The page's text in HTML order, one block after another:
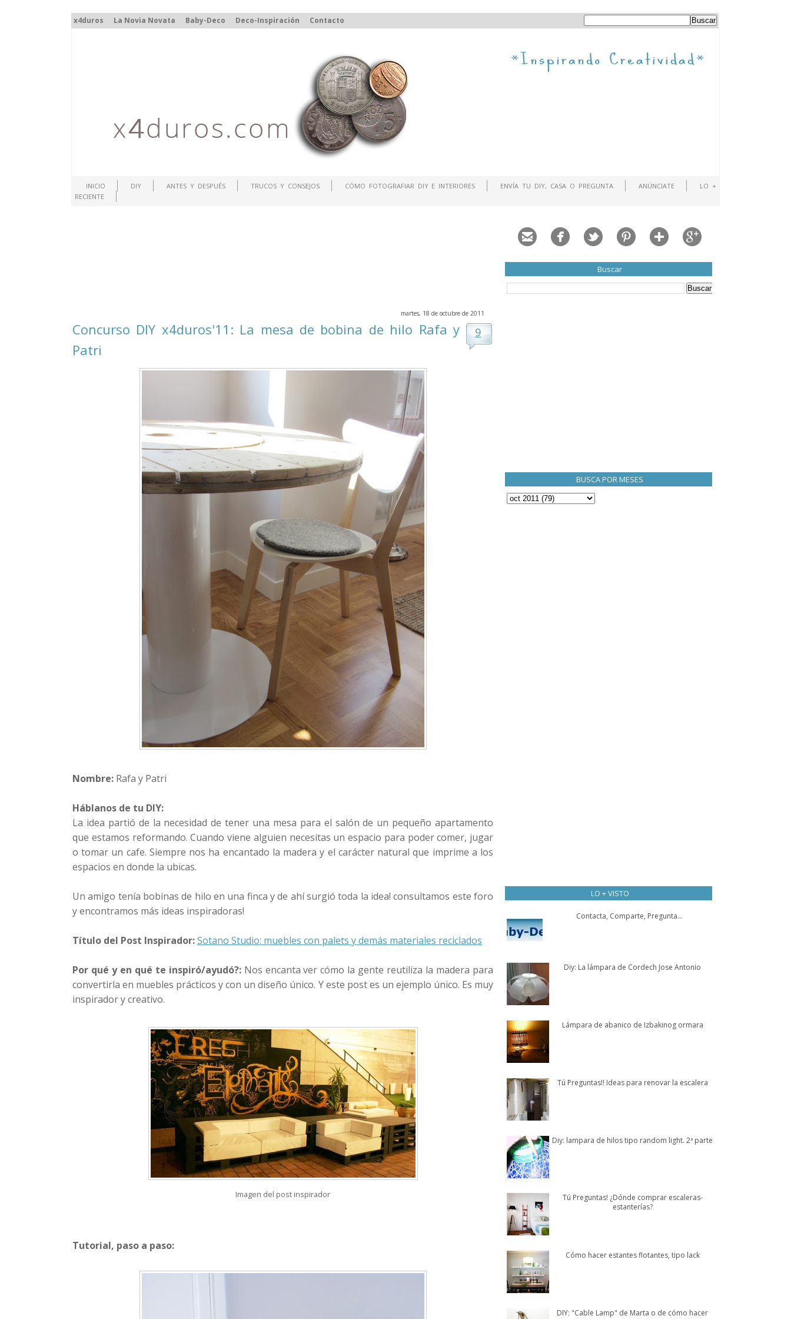
x4duros La Novia Novata Baby-Deco Deco-Inspiración Contacto
INICIO DIY ANTES Y DESPUÉS TRUCOS Y CONSEJOS CÓMO FOTOGRAFIAR DIY E INTERIORES ENVÍA TU DIY, CASA O PREGUNTA ANÚNCIATE
LO +
RECIENTE
martes, 18 de octubre de 2011
9
Concurso DIY x4duros'11: La mesa de bobina de hilo Rafa y
Patri
Nombre: Rafa y Patri
Háblanos de tu DIY:
La idea partió de la necesidad de tener una mesa para el salón de un pequeño apartamento
que estamos reformando. Cuando viene alguien necesitas un espacio para poder comer, jugar
o tomar un cafe. Siempre nos ha encantado la madera y el carácter natural que imprime a los
espacios en donde la ubicas.
Un amigo tenía bobinas de hilo en una finca y de ahí surgió toda la idea! consultamos este foro
y encontramos más ideas inspiradoras!
Título del Post Inspirador:Sotano Studio: muebles con palets y demás materiales reciclados
Por qué y en qué te inspiró/ayudó?:Nos encanta ver cómo la gente reutiliza la madera para
convertirla en muebles prácticos y con un diseño único. Y este post es un ejemplo único. Es muy
inspirador y creativo.
Imagen del post inspirador
Tutorial, paso a paso:
Buscar
BUSCA POR MESES
LO + VISTO
Contacta, Comparte, Pregunta...
Diy: La lámpara de Cordech Jose Antonio
Lámpara de abanico de Izbakinog ormara
Tú Preguntas!! Ideas para renovar la escalera
Diy: lampara de hilos tipo random light. 2ª parte
Tú Preguntas! ¿Dónde comprar escaleras-
estanterías?
Cómo hacer estantes flotantes, tipo lack
DIY: "Cable Lamp" de Marta o de cómo hacer